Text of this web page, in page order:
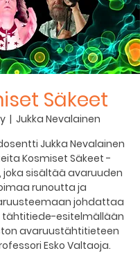
Säkeet
  |
Jukka Nevalainen
Jukka Nevalainen
Kosmiset Säkeet -
joka sisältää avaruuden
runoutta ja
johdattaa
tähtitiede-esitelmällään
avaruustähtitieteen
Esko Valtaoja.